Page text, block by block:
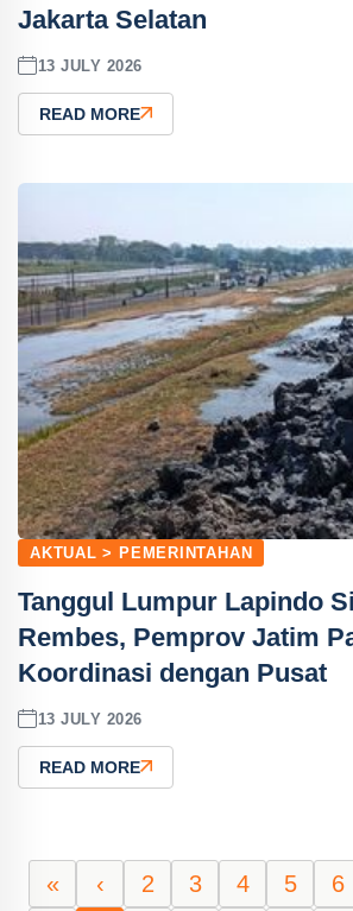
Jakarta Selatan
13 JULY 2026
READ MORE
AKTUAL > PEMERINTAHAN
Tanggul Lumpur Lapindo
Rembes, Pemprov Jatim
Koordinasi dengan Pusat
13 JULY 2026
READ MORE
« ‹ 2 3 4 5 6